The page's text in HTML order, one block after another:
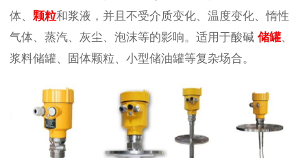
体、 颗粒和浆液，并且不受介质变化、温度变化、惰性
气体、蒸汽、灰尘、泡沫等的影响。适用于酸碱 储罐、
浆料储罐、固体颗粒、小型储油罐等复杂场合。